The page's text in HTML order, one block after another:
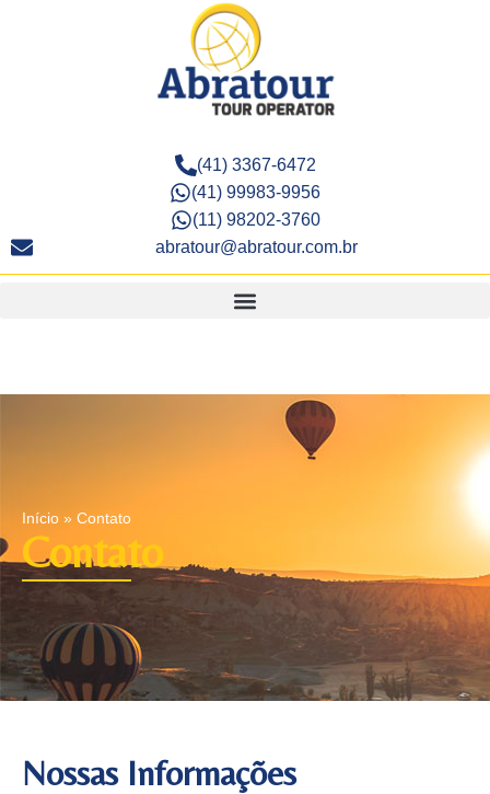
(41) 3367-6472
(41) 99983-9956
(11) 98202-3760
abratour@abratour.com.br
Início » Contato
Contato
Nossas Informações